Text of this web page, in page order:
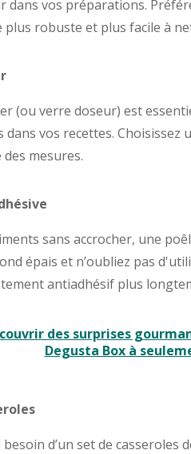
dans vos préparations.
plus robuste et plus facile à
(ou verre doseur) est
dans vos recettes.
mesures.
sans accrocher, une
épais et n’oubliez pas
antiadhésif plus
des surprises
Degusta Box à
d’un set de